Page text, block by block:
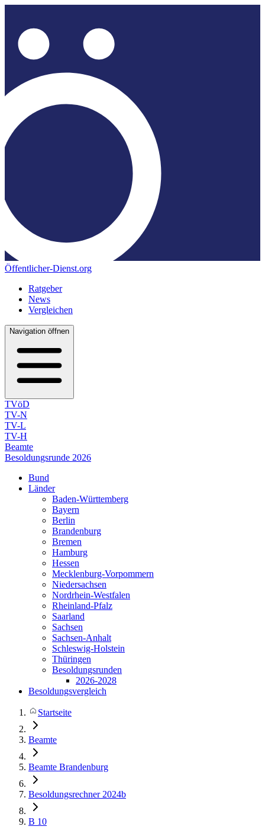
Öffentlicher-Dienst.org
Ratgeber
News
Vergleichen
Navigation öffnen
TVöD
TV-N
TV-L
TV-H
Beamte
Besoldungsrunde 2026
Bund
Länder
Baden-Württemberg
Bayern
Berlin
Brandenburg
Bremen
Hamburg
Hessen
Mecklenburg-Vorpommern
Niedersachsen
Nordrhein-Westfalen
Rheinland-Pfalz
Saarland
Sachsen
Sachsen-Anhalt
Schleswig-Holstein
Thüringen
Besoldungsrunden
2026-2028
Besoldungsvergleich
Startseite
Beamte
Beamte Brandenburg
Besoldungsrechner 2024b
B 10